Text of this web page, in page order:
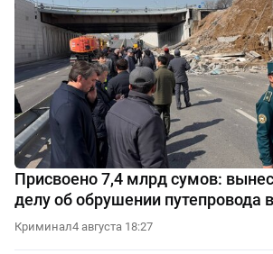
Присвоено 7,4 млрд сумов:
делу об обрушении путепровода
Криминал4 августа 18:27